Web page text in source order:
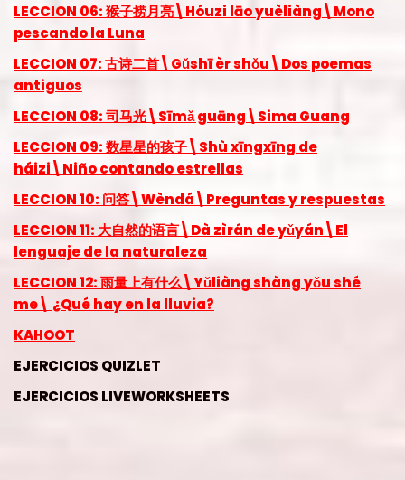
LECCION 06: 猴子捞月亮\Hóuzi lāo yuèliàng\Mono
pescando la Luna
LECCION 07: 古诗二首\Gǔshī èr shǒu\Dos poemas
antiguos
LECCION 08: 司马光\Sīmǎ guāng\Sima Guang
LECCION 09: 数星星的孩子\Shù xīngxīng de
háizi\Niño contando estrellas
LECCION 10: 问答\Wèndá\Preguntas y respuestas
LECCION 11: 大自然的语言\Dà zìrán de yǔyán\El
lenguaje de la naturaleza
LECCION 12: 雨量上有什么\Yǔliàng shàng yǒu shé
me\ ¿Qué hay en la lluvia?
KAHOOT
EJERCICIOS QUIZLET
EJERCICIOS LIVEWORKSHEETS